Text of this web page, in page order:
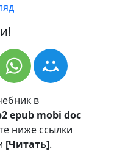
в
epub mobi doc
ниже ссылки
[Читать].